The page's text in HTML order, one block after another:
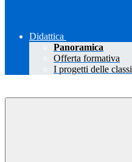
Didattica
Panoramica
Offerta formativa
I progetti delle classi